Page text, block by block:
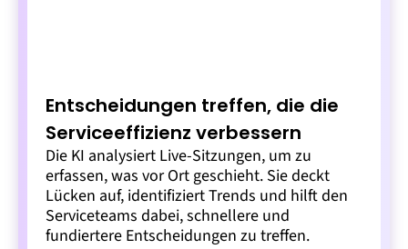
Entscheidungen treffen, die die
Serviceeffizienz verbessern
Die KI analysiert Live-Sitzungen, um zu
erfassen, was vor Ort geschieht. Sie deckt
Lücken auf, identifiziert Trends und hilft den
Serviceteams dabei, schnellere und
fundiertere Entscheidungen zu treffen.